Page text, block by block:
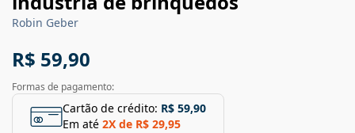
Robin Geber
R$ 59,90
Formas de pagamento:
Cartão de crédito: R$ 59,90
Em até 2X de R$ 29,95